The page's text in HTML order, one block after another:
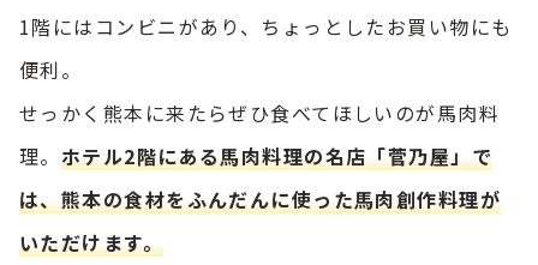
1階にはコンビニがあり、ちょっとしたお買い物にも
便利。
せっかく熊本に来たらぜひ食べてほしいのが馬肉料
理。 ホテル2階にある馬肉料理の名店「菅乃屋」で
は、熊本の食材をふんだんに使った馬肉創作料理が
いただけます。